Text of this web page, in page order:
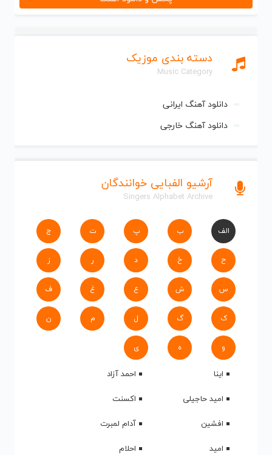
دسته بندی موزیک
Music Category
دانلود آهنگ ایرانی
دانلود آهنگ خارجی
آرشیو الفبایی خوانندگان
Singers Alphabet Archive
الف ب پ ت ج
ح خ د ر ز
س ش ع غ ف
ک گ ل م ن
و ه ی
اینا
احمد آزاد
امید حاجیلی
اکسنت
افشین
آدام لمبرت
امید
احلام